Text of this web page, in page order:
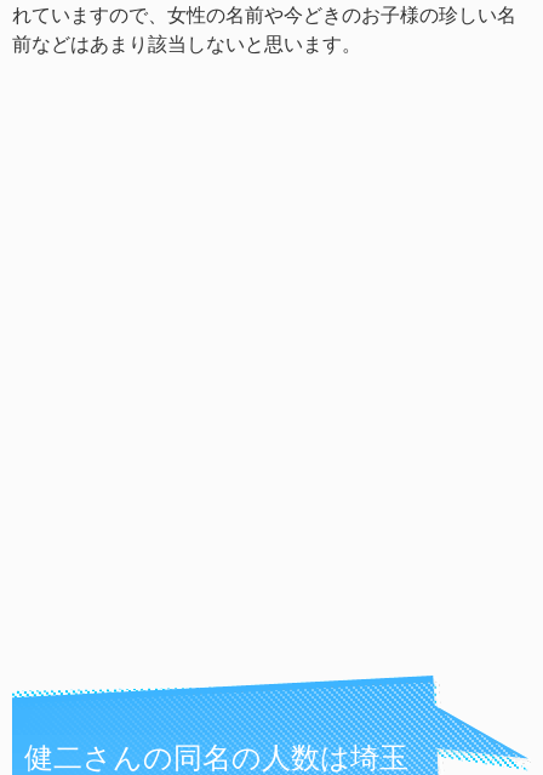
れていますので、女性の名前や今どきのお子様の珍しい名
前などはあまり該当しないと思います。
健二さんの同名の人数は埼玉